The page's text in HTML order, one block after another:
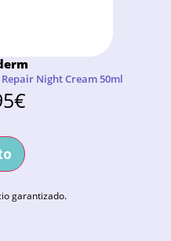
Night Cream 50ml
€
garantizado.